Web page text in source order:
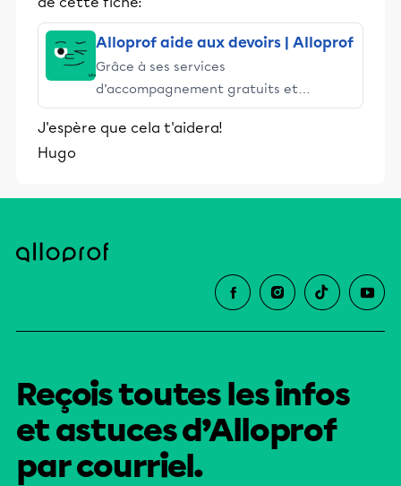
Alloprof aide aux devoirs | Alloprof
Grâce à ses services
d’accompagnement gratuits et
stimulants, Alloprof engage les élèves
et leurs parents dans la réussite
J'espère que cela t'aidera!
Hugo
Reçois toutes les infos
et astuces d’Alloprof
par courriel.